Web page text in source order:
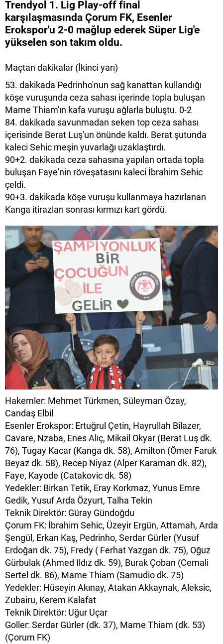
Trendyol 1. Lig Play-off final
karşılaşmasında Çorum FK, Esenler
Erokspor'u 2-0 mağlup ederek Süper Lig'e
yükselen son takım oldu.
Maçtan dakikalar (İkinci yarı)
53. dakikada Pedrinho'nun sağ kanattan kullandığı
köşe vuruşunda ceza sahası içerinde topla buluşan
Mame Thiam'ın kafa vuruşu ağlarla buluştu. 0-2
84. dakikada savunmadan seken top ceza sahası
içerisinde Berat Luş'un önünde kaldı. Berat şutunda
kaleci Sehic meşin yuvarlağı uzaklaştırdı.
90+2. dakikada ceza sahasına yapılan ortada topla
buluşan Faye'nin röveşatasını kaleci İbrahim Sehic
çeldi.
90+3. dakikada köşe vuruşu kullanmaya hazırlanan
Kanga itirazları sonrası kırmızı kart gördü.
Hakemler: Mehmet Türkmen, Süleyman Özay,
Candaş Elbil
Esenler Erokspor: Ertuğrul Çetin, Hayrullah Bilazer,
Cavare, Nzaba, Enes Alıç, Mikail Okyar (Berat Luş dk.
76), Tugay Kacar (Kanga dk. 58), Amilton (Ömer Faruk
Beyaz dk. 58), Recep Niyaz (Alper Karaman dk. 82),
Faye, Kayode (Catakovic dk. 58)
Yedekler: Birkan Tetik, Eray Korkmaz, Yunus Emre
Gedik, Yusuf Arda Özyurt, Talha Tekin
Teknik Direktör: Güray Gündoğdu
Çorum FK: İbrahim Sehic, Üzeyir Ergün, Attamah, Arda
Şengül, Erkan Kaş, Pedrinho, Serdar Gürler (Yusuf
Erdoğan dk. 75), Fredy ( Ferhat Yazgan dk. 75), Oğuz
Gürbulak (Ahmed Ildız dk. 59), Burak Çoban (Cemali
Sertel dk. 86), Mame Thiam (Samudio dk. 75)
Yedekler: Hüseyin Akınay, Atakan Akkaynak, Aleksic,
Zubairu, Kerem Kalafat
Teknik Direktör: Uğur Uçar
Goller: Serdar Gürler (dk. 37), Mame Thiam (dk. 53)
(Çorum FK)